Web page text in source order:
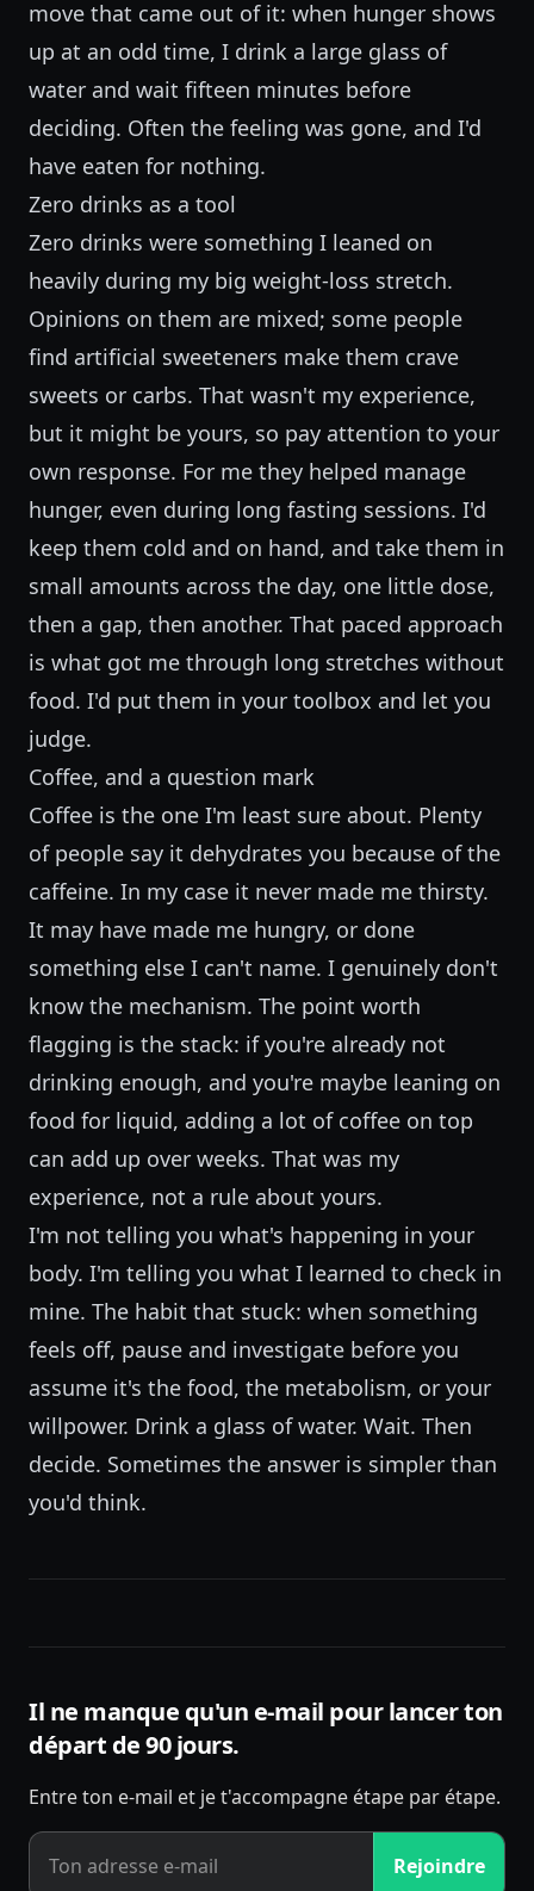
move that came out of it: when hunger shows
up at an odd time, I drink a large glass of
water and wait fifteen minutes before
deciding. Often the feeling was gone, and I'd
have eaten for nothing.
Zero drinks as a tool
Zero drinks were something I leaned on
heavily during my big weight-loss stretch.
Opinions on them are mixed; some people
find artificial sweeteners make them crave
sweets or carbs. That wasn't my experience,
but it might be yours, so pay attention to your
own response. For me they helped manage
hunger, even during long fasting sessions. I'd
keep them cold and on hand, and take them in
small amounts across the day, one little dose,
then a gap, then another. That paced approach
is what got me through long stretches without
food. I'd put them in your toolbox and let you
judge.
Coffee, and a question mark
Coffee is the one I'm least sure about. Plenty
of people say it dehydrates you because of the
caffeine. In my case it never made me thirsty.
It may have made me hungry, or done
something else I can't name. I genuinely don't
know the mechanism. The point worth
flagging is the stack: if you're already not
drinking enough, and you're maybe leaning on
food for liquid, adding a lot of coffee on top
can add up over weeks. That was my
experience, not a rule about yours.
I'm not telling you what's happening in your
body. I'm telling you what I learned to check in
mine. The habit that stuck: when something
feels off, pause and investigate before you
assume it's the food, the metabolism, or your
willpower. Drink a glass of water. Wait. Then
decide. Sometimes the answer is simpler than
you'd think.
Il ne manque qu'un e-mail pour lancer ton
départ de 90 jours.
Entre ton e-mail et je t'accompagne étape par étape.
Rejoindre